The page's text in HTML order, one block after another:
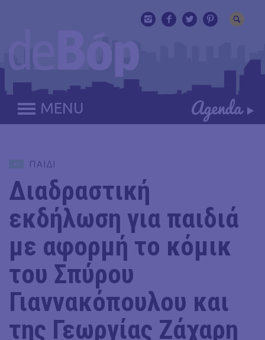
MENU
ΠΑΙΔΙ
Διαδραστική
εκδήλωση για παιδιά
με αφορμή το κόμικ
του Σπύρου
Γιαννακόπουλου και
της Γεωργίας Ζάχαρη